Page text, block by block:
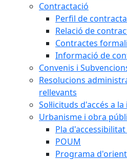
Contractació
Perfil de
Relació de
Contractes
Informació de
Convenis i
Resolucions
rellevants
Sol·licituds d'accés a
Urbanisme i obra
Pla
POUM
Programa